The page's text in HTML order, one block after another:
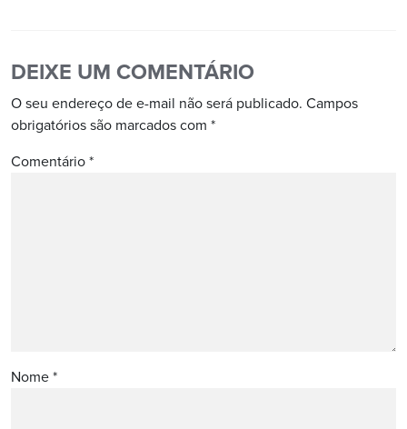
DEIXE UM COMENTÁRIO
O seu endereço de e-mail não será publicado. Campos
obrigatórios são marcados com *
Comentário *
Nome *